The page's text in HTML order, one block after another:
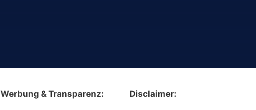
Werbung & Transparenz: Disclaimer: